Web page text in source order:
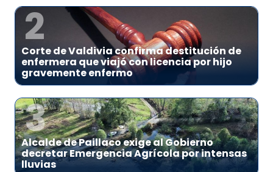
2
Corte de Valdivia confirma destitución de
enfermera que viajó con licencia por hijo
gravemente enfermo
3
Alcalde de Paillaco exige al Gobierno
decretar Emergencia Agrícola por intensas
lluvias